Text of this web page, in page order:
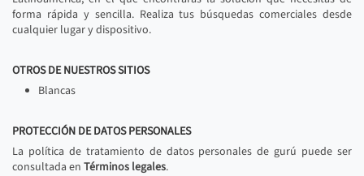
forma rápida y sencilla. Realiza tus búsquedas comerciales desde
cualquier lugar y dispositivo.
OTROS DE NUESTROS SITIOS
Blancas
PROTECCIÓN DE DATOS PERSONALES
La política de tratamiento de datos personales de gurú puede ser
consultada en Términos legales.